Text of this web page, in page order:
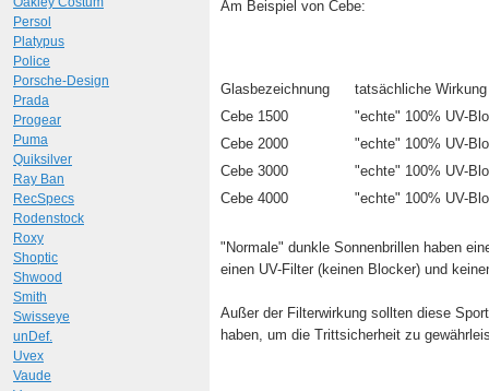
Am Beispiel von Cebe:
Glasbezeichnung
tatsächliche Wirkung
Cebe 1500
"echte" 100% UV-
Cebe 2000
"echte" 100% UV-
Cebe 3000
"echte" 100% UV-
Cebe 4000
"echte" 100% UV-
"Normale" dunkle Sonnenbrillen haben
einen UV-Filter (keinen Blocker) und
Außer der Filterwirkung sollten diese
haben, um die Trittsicherheit zu
Persol
Platypus
Police
Porsche-Design
Prada
Progear
Puma
Quiksilver
Ray Ban
RecSpecs
Rodenstock
Roxy
Shoptic
Shwood
Smith
Swisseye
unDef.
Uvex
Vaude